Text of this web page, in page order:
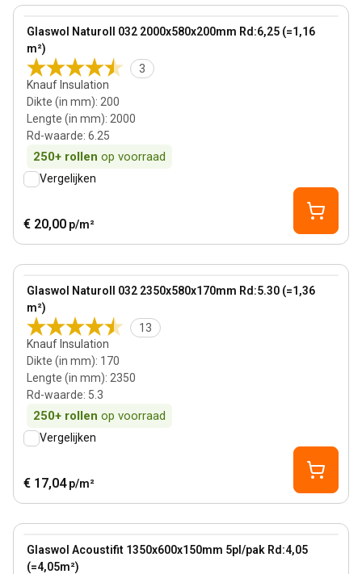
Glaswol Naturoll 032 2000x580x200mm Rd:6,25 (=1,16
m²)
3
Knauf Insulation
Dikte (in mm): 200
Lengte (in mm): 2000
Rd-waarde: 6.25
250+ rollen op voorraad
View product
Vergelijken
€ 20,00 p/m²
Bestseller
Glaswol Naturoll 032 2350x580x170mm Rd:5.30 (=1,36
m²)
13
Knauf Insulation
Dikte (in mm): 170
Lengte (in mm): 2350
Rd-waarde: 5.3
250+ rollen op voorraad
View product
Vergelijken
€ 17,04 p/m²
Bestseller
Glaswol Acoustifit 1350x600x150mm 5pl/pak Rd:4,05
(=4,05m²)
View product